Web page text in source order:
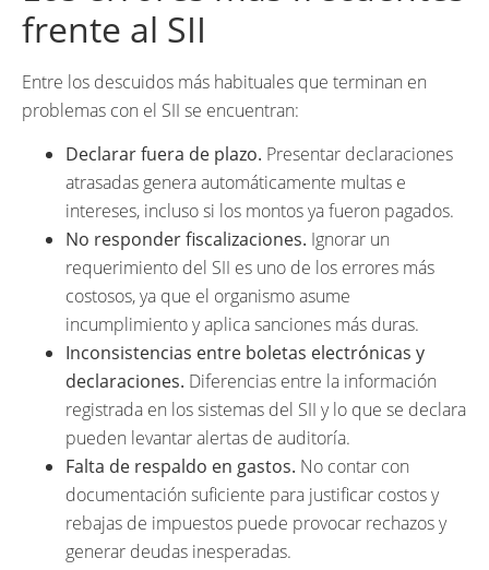
frente al SII
Entre los descuidos más habituales que terminan en
problemas con el SII se encuentran:
Declarar fuera de plazo. Presentar declaraciones
atrasadas genera automáticamente multas e
intereses, incluso si los montos ya fueron pagados.
No responder fiscalizaciones. Ignorar un
requerimiento del SII es uno de los errores más
costosos, ya que el organismo asume
incumplimiento y aplica sanciones más duras.
Inconsistencias entre boletas electrónicas y
declaraciones. Diferencias entre la información
registrada en los sistemas del SII y lo que se declara
pueden levantar alertas de auditoría.
Falta de respaldo en gastos. No contar con
documentación suficiente para justificar costos y
rebajas de impuestos puede provocar rechazos y
generar deudas inesperadas.